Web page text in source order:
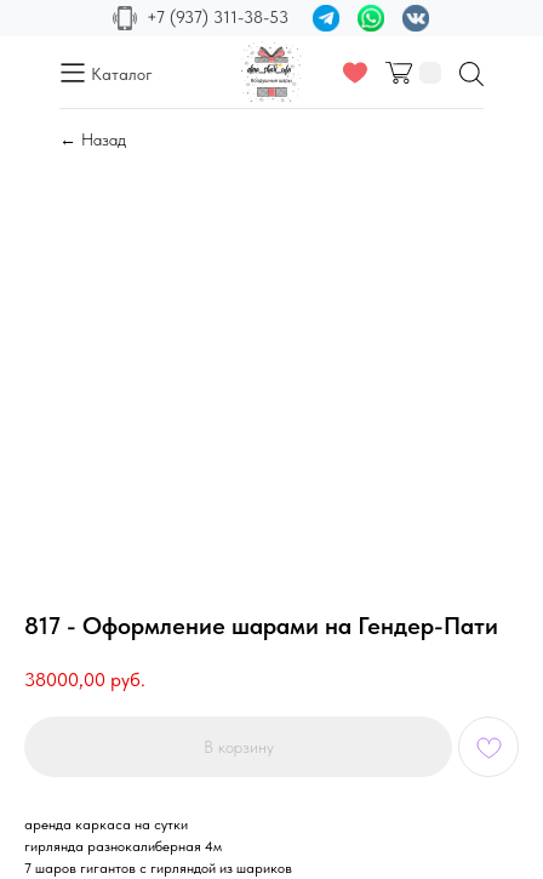
+7 (937) 311-38-53
Каталог
← Назад
817 - Оформление шарами на Гендер-Пати
38000,00 руб.
В корзину
аренда каркаса на сутки
гирлянда разнокалиберная 4м
7 шаров гигантов с гирляндой из шариков